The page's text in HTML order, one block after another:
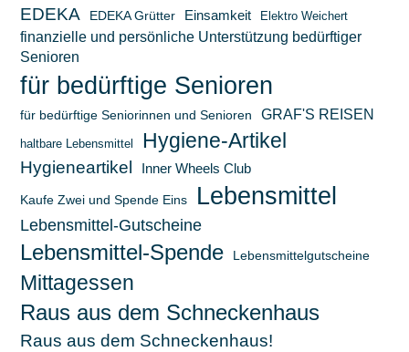
EDEKA EDEKA Grütter Einsamkeit Elektro Weichert
finanzielle und persönliche Unterstützung bedürftiger
Senioren
für bedürftige Senioren
für bedürftige Seniorinnen und Senioren GRAF'S REISEN
haltbare Lebensmittel Hygiene-Artikel
Hygieneartikel Inner Wheels Club
Kaufe Zwei und Spende Eins Lebensmittel
Lebensmittel-Gutscheine
Lebensmittel-Spende Lebensmittelgutscheine
Mittagessen
Raus aus dem Schneckenhaus
Raus aus dem Schneckenhaus!